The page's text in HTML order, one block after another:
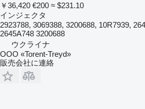
￥36,420 €200 ≈ $231.10
インジェクタ
2923788, 3069388, 3200688, 10R7939,
2645A748 3200688
ウクライナ
OOO «Torent-Treyd»
販売会社に連絡